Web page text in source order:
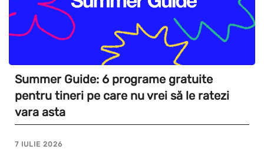
Summer Guide: 6 programe gratuite
pentru tineri pe care nu vrei să le ratezi
vara asta
7 IULIE 2026